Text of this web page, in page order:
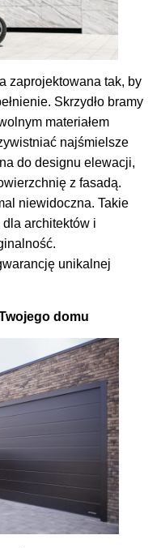
zaprojektowana tak, by
Skrzydło bramy
materiałem
najśmielsze
do designu elewacji,
z fasadą.
niewidoczna. Takie
architektów i
unikalnej
domu